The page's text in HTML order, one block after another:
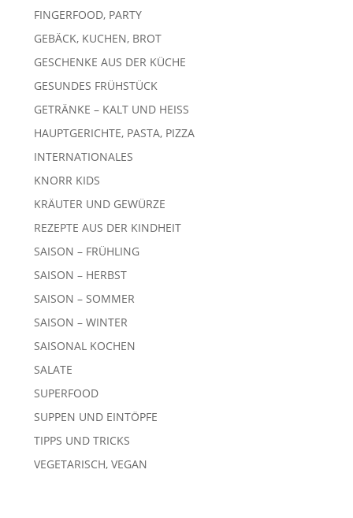
FINGERFOOD, PARTY
GEBÄCK, KUCHEN, BROT
GESCHENKE AUS DER KÜCHE
GESUNDES FRÜHSTÜCK
GETRÄNKE – KALT UND HEISS
HAUPTGERICHTE, PASTA, PIZZA
INTERNATIONALES
KNORR KIDS
KRÄUTER UND GEWÜRZE
REZEPTE AUS DER KINDHEIT
SAISON – FRÜHLING
SAISON – HERBST
SAISON – SOMMER
SAISON – WINTER
SAISONAL KOCHEN
SALATE
SUPERFOOD
SUPPEN UND EINTÖPFE
TIPPS UND TRICKS
VEGETARISCH, VEGAN